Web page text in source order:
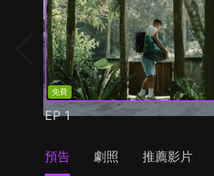
免費
EP1
預告 劇照 推薦影片